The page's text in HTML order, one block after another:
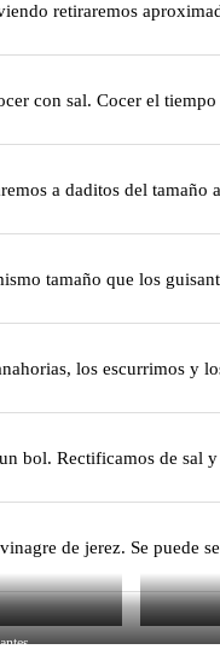
retiraremos
con sal. Cocer el
a daditos del
tamaño que los
los escurrimos y
bol. Rectificamos de sal
de jerez. Se puede